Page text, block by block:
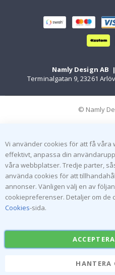
Namly Design AB |
Terminalgatan 9, 23261
© Namly
Vi använder cookies för att få
effektivt, anpassa din
våra webbplatser. Tredje parter,
använda cookies för att
annonser. Vänligen välj en av
cookiepreferenser. Detaljer om de
Cookies-sida.
HANTERA